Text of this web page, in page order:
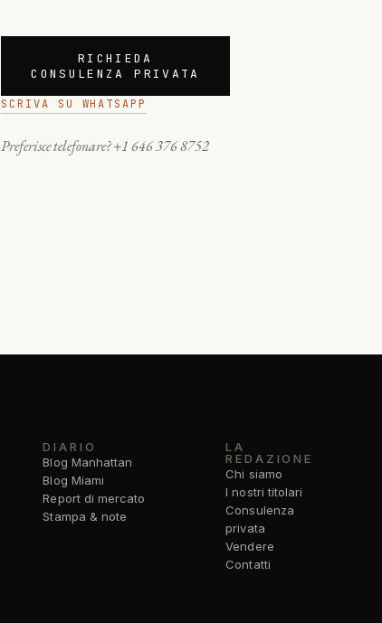
RICHIEDA
CONSULENZA PRIVATA
SCRIVA SU WHATSAPP
Preferisce telefonare?+1 646 376 8752
DIARIO
Blog Manhattan
Blog Miami
Report di mercato
Stampa & note
LA
REDAZIONE
Chi siamo
I nostri titolari
Consulenza
privata
Vendere
Contatti